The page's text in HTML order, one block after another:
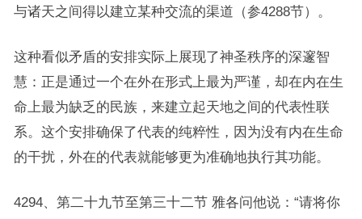
与诸天之间得以建立某种交流的渠道（参4288节）。
这种看似矛盾的安排实际上展现了神圣秩序的深邃智
慧：正是通过一个在外在形式上最为严谨，却在内在生
命上最为缺乏的民族，来建立起天地之间的代表性联
系。这个安排确保了代表的纯粹性，因为没有内在生命
的干扰，外在的代表就能够更为准确地执行其功能。
4294、第二十九节至第三十二节 雅各问他说：“请将你